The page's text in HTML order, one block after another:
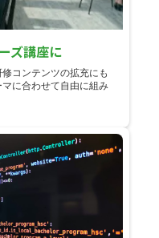
ズ講座に
コンテンツの拡充にも
に合わせて自由に組み